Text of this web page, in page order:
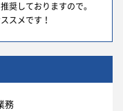
奨しておりますので。
スメです！
務